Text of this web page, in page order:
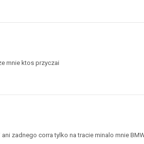
mnie ktos przyczai
zadnego corra tylko na tracie minalo mnie